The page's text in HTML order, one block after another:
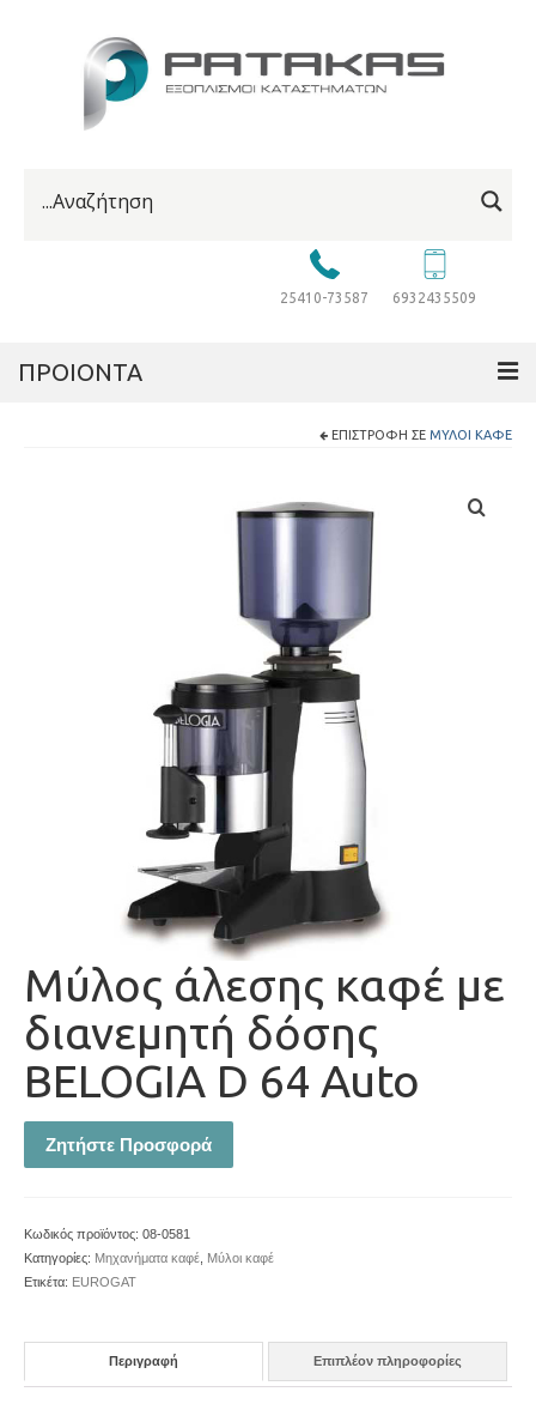
25410-73587 6932435509
ΠΡΟΙΟΝΤΑ
ΕΠΙΣΤΡΟΦΉ ΣΕ ΜΎΛΟΙ ΚΑΦΈ
Μύλος άλεσης καφέ με
διανεμητή δόσης
BELOGIA D 64 Auto
Ζητήστε Προσφορά
Κωδικός προϊόντος: 08-0581
Κατηγορίες: Μηχανήματα καφέ Μύλοι καφέ
Ετικέτα: EUROGAT
Περιγραφή Επιπλέον πληροφορίες